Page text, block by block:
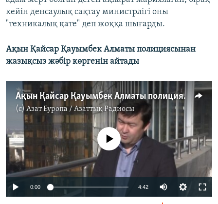
кейін денсаулық сақтау министрлігі оны
"техникалық қате" деп жоққа шығарды.
Ақын Қайсар Қауымбек Алматы полициясынан
жазықсыз жәбір көргенін айтады
Ақын Қайсар Қауымбек Алматы полициясынан жазықсыз жәбір көргенін айтады
(c)Азат Еуропа / Азаттық Радиосы
No media source currently available
0:00 4:42